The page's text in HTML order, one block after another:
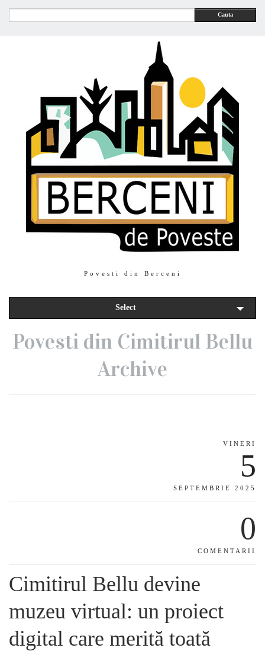
Cauta
Povesti din Berceni
Select
Povesti din Cimitirul Bellu
Archive
VINERI
5
SEPTEMBRIE 2025
0
COMENTARII
Cimitirul Bellu devine
muzeu virtual: un proiect
digital care merită toată